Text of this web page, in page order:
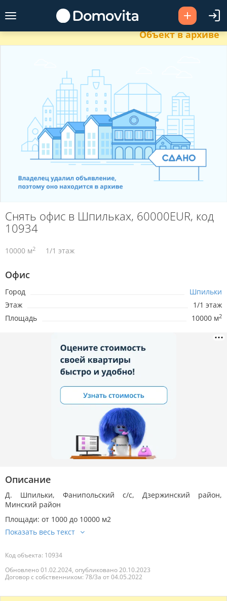
Объект в архиве
Снять офис в Шпильках, 60000EUR, код
10934
10000 м2 1/1 этаж
Офис
Город
Шпильки
Этаж
1/1 этаж
Площадь
10000 м2
Описание
Д. Шпильки, Фанипольский с/с, Дзержинский район,
Минский район
Площади: от 1000 до 10000 м2
Код объекта: 10934
Обновлено 01.02.2024, опубликовано 20.10.2023
Договор с собственником: 78/3а от 04.05.2022